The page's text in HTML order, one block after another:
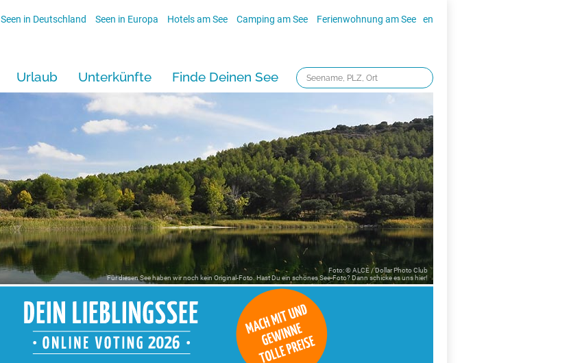
Seen in Deutschland Seen in Europa Hotels am See Camping am See Ferienwohnung am See en
Urlaub Unterkünfte Finde Deinen See
Foto: © ALCE / Dollar Photo Club
Für diesen See haben wir noch kein Original-Foto. Hast Du ein schönes See-Foto? Dann schicke es uns hier!